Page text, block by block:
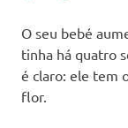
O seu bebé
tinha há quatro
é claro: ele tem
flor.